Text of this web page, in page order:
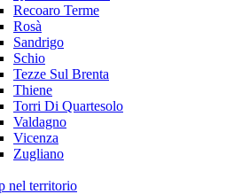
Recoaro Terme
Rosà
Sandrigo
Schio
Tezze Sul Brenta
Thiene
Torri Di Quartesolo
Valdagno
Vicenza
Zugliano
nel territorio